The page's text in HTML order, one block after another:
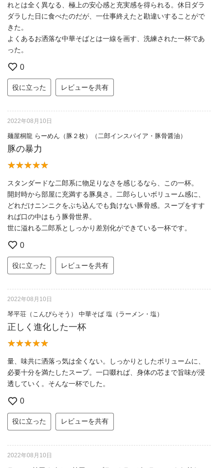
れとは全く異なる、極上の安心感と充実感を得られる。休日ダラ
ダラした日に食べたのだが、一仕事終えたと勘違いすることがで
きた。
よくあるお洒落な中華そばとは一線を画す、洗練された一杯であ
った。
0
役に立った レビューを共有
2022年08月10日
麺屋桐龍 らーめん（豚２枚）（二郎インスパイア・豚骨醤油）
豚の暴力
スタンダードな二郎系に物足りなさを感じるなら、この一杯。
開封時から部屋に充満する豚臭さ。二郎らしいボリューム感に、
どれだけニンニクをぶち込んでも負けない豚骨感。スープをすす
れば口の中はもう豚骨世界。
世に溢れる二郎系としっかり差別化ができている一杯です。
0
役に立った レビューを共有
2022年08月10日
琴平荘（こんぴらそう） 中華そば 塩（ラーメン・塩）
正しく進化した一杯
量、味共に洒落っ気は全くない。しっかりとしたボリュームに、
必要十分を満たしたスープ。一口啜れば、身体の芯まで旨味が浸
透していく。そんな一杯でした。
0
役に立った レビューを共有
2022年08月10日